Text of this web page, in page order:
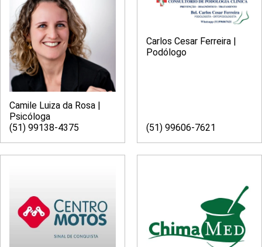
Camile Luiza da Rosa |
Psicóloga
(51) 99138-4375
Carlos Cesar Ferreira |
Podólogo
(51) 99606-7621